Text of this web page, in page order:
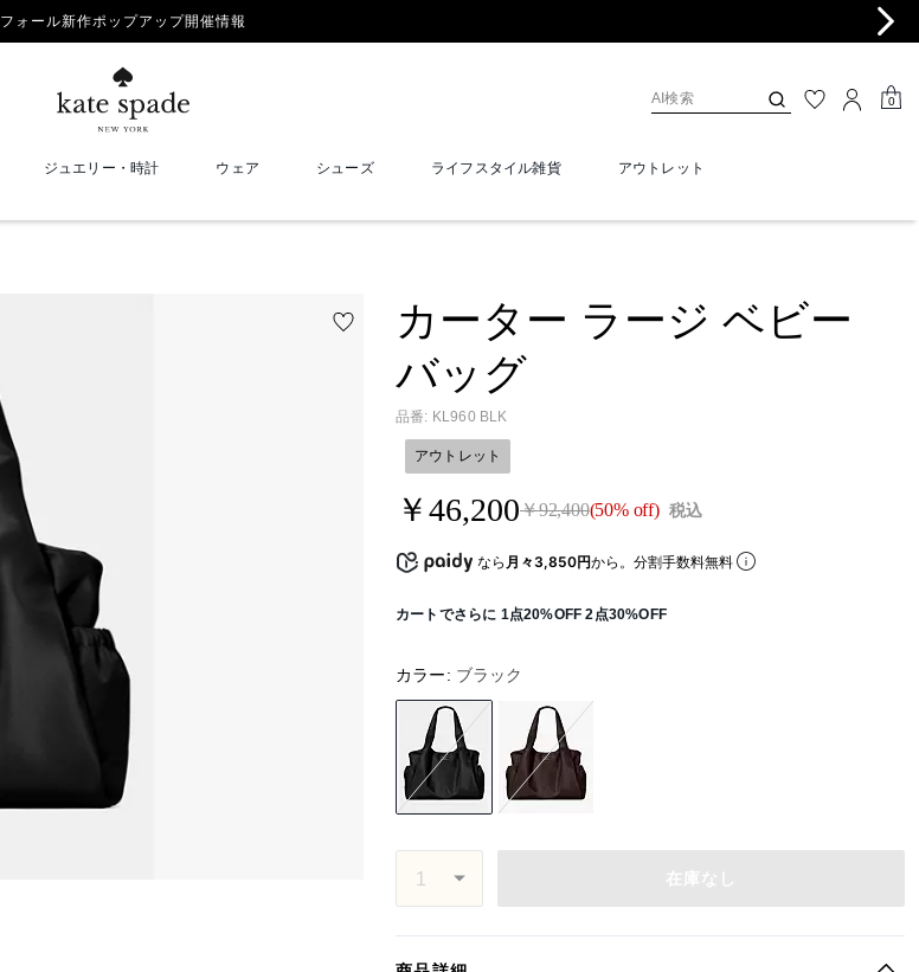
フォール新作ポップアップ開催情報
0
ジュエリー・時計 ウェア シューズ ライフスタイル雑貨 アウトレット
カーター ラージ ベビー
バッグ
品番: KL960 BLK
アウトレット
￥46,200￥92,400(50% off) 税込
なら 月々3,850円から。分割手数料無料
カートでさらに 1点20%OFF 2点30%OFF
カラー: ブラック
在庫なし